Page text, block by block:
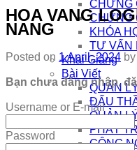
CHỨNG
CHỨNG
KHÓA
TƯ VẤN
Khai Giảng
Bài Viết
QUẢN
ĐẤU
QUẢN
PHÁT
CÔNG
HOA VANG
NANG
Posted on 1 April, 2024 by
Bạn chưa đăng nhập,
Username or E-mail
Password